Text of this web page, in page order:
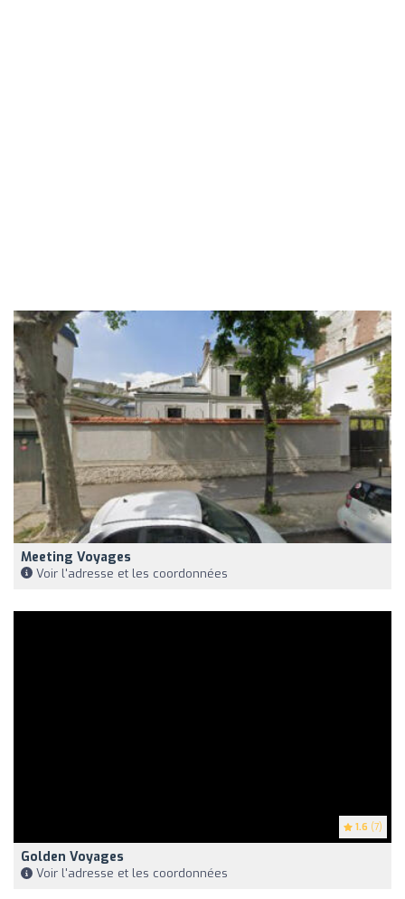
Meeting Voyages
Voir l'adresse et les coordonnées
1.6 (7)
Golden Voyages
Voir l'adresse et les coordonnées